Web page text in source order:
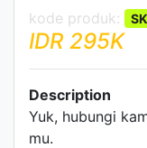
IDR 295K
Description
Yuk, hubungi
mu.